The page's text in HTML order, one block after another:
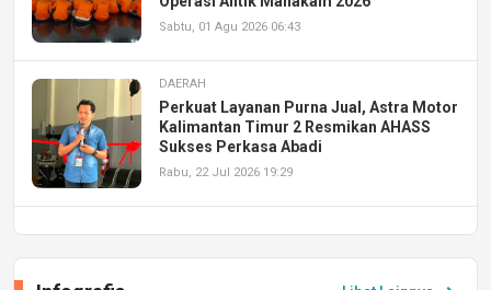
Sabtu, 01 Agu 2026 06:43
DAERAH
Perkuat Layanan Purna Jual, Astra Motor
Kalimantan Timur 2 Resmikan AHASS
Sukses Perkasa Abadi
Rabu, 22 Jul 2026 19:29